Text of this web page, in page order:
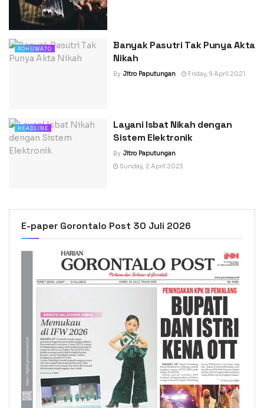
POHUWATO
Banyak Pasutri Tak Punya Akta
Nikah
By Jitro Paputungan Friday, 9 April 2021
HEADLINE
Layani Isbat Nikah dengan
Sistem Elektronik
By Jitro Paputungan
Sunday, 2 April 2023
E-paper Gorontalo Post 30 Juli 2026